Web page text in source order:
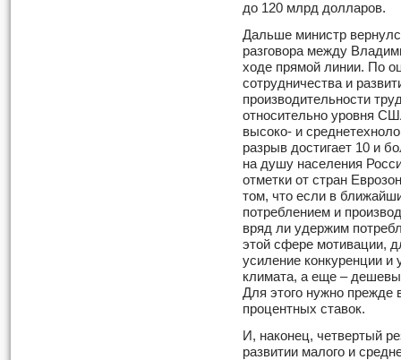
до 120 млрд долларов.
Дальше министр
разговора между
ходе прямой линии. По
сотрудничества и
производительности
относительно уровня
высоко- и
разрыв достигает 10 и
на душу населения
отметки от стран
том, что если в
потреблением и
вряд ли удержим
этой сфере мотивации,
усиление конкуренции и
климата, а еще –
Для этого нужно прежде
процентных ставок.
И, наконец, четвертый
развитии малого и